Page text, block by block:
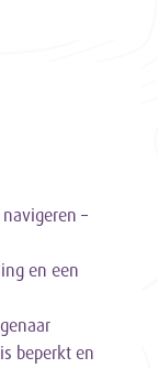
–
en een
beperkt en